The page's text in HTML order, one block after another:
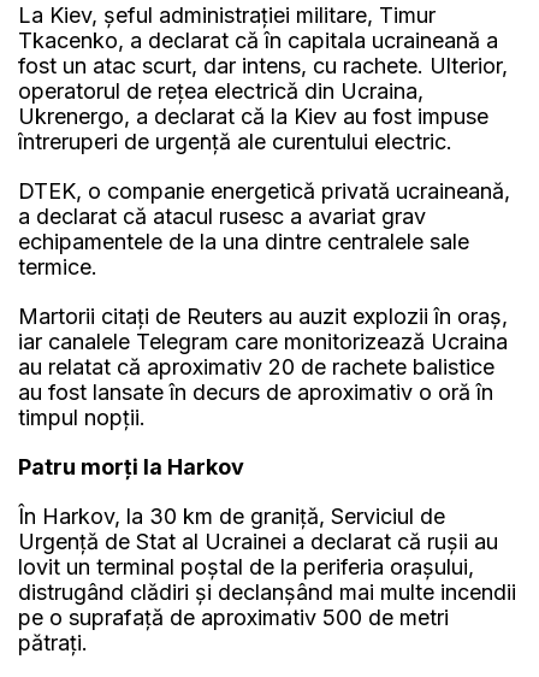
La Kiev, șeful administraţiei militare, Timur
Tkacenko, a declarat că în capitala ucraineană a
fost un atac scurt, dar intens, cu rachete. Ulterior,
operatorul de rețea electrică din Ucraina,
Ukrenergo, a declarat că la Kiev au fost impuse
întreruperi de urgență ale curentului electric.
DTEK, o companie energetică privată ucraineană,
a declarat că atacul rusesc a avariat grav
echipamentele de la una dintre centralele sale
termice.
Martorii citați de Reuters au auzit explozii în oraş,
iar canalele Telegram care monitorizează Ucraina
au relatat că aproximativ 20 de rachete balistice
au fost lansate în decurs de aproximativ o oră în
timpul nopţii.
Patru morți la Harkov
În Harkov, la 30 km de graniţă, Serviciul de
Urgență de Stat al Ucrainei a declarat că rușii au
lovit un terminal poștal de la periferia orașului,
distrugând clădiri și declanșând mai multe incendii
pe o suprafață de aproximativ 500 de metri
pătrați.